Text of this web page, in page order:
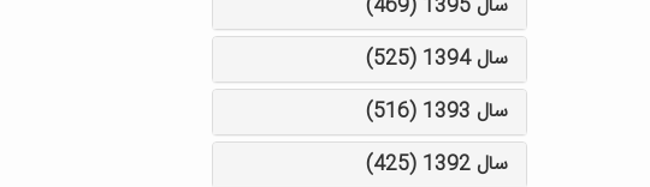
سال 1395 (469)
سال 1394 (525)
سال 1393 (516)
سال 1392 (425)